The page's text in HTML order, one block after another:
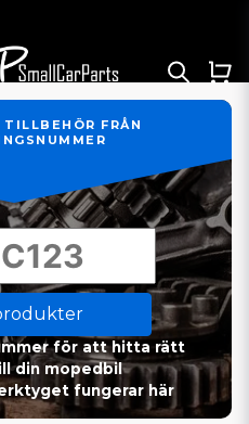
TILLBEHÖR FRÅN
för att hitta rätt
din mopedbil
fungerar här